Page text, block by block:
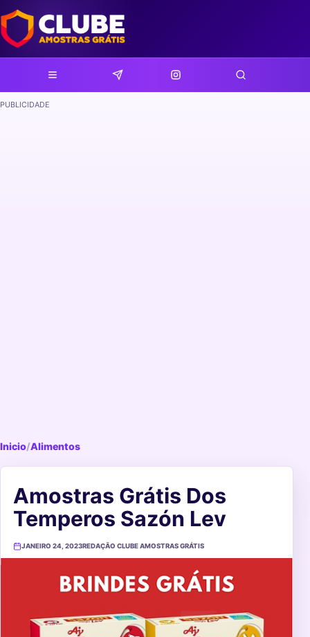
PUBLICIDADE
Inicio/Alimentos
Amostras Grátis Dos
Temperos Sazón Lev
JANEIRO 24, 2023REDAÇÃO CLUBE AMOSTRAS GRÁTIS